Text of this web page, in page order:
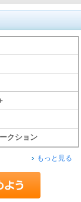
クション
もっと見る